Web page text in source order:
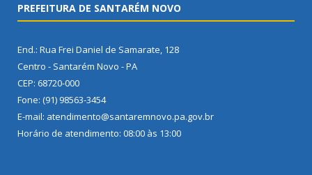
PREFEITURA DE SANTARÉM NOVO
End.: Rua Frei Daniel de Samarate, 128
Centro - Santarém Novo - PA
CEP: 68720-000
Fone: (91) 98563-3454
E-mail: atendimento@santaremnovo.pa.gov.br
Horário de atendimento: 08:00 às 13:00